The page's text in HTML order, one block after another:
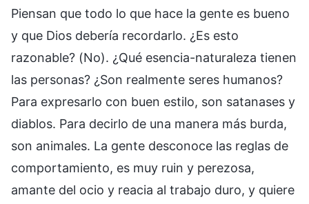
Piensan que todo lo que hace la gente es bueno
y que Dios debería recordarlo. ¿Es esto
razonable? (No). ¿Qué esencia-naturaleza tienen
las personas? ¿Son realmente seres humanos?
Para expresarlo con buen estilo, son satanases y
diablos. Para decirlo de una manera más burda,
son animales. La gente desconoce las reglas de
comportamiento, es muy ruin y perezosa,
amante del ocio y reacia al trabajo duro, y quiere